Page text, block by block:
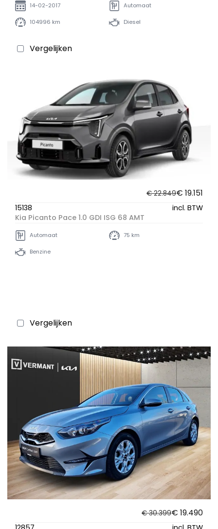
14-02-2017 Automaat
104996 km Diesel
Vergelijken
€ 22.849€ 19.151
15138
incl. BTW
Kia Picanto Pace 1.0 GDI ISG 68 AMT
Automaat 75 km
Benzine
Vergelijken
€ 30.399€ 19.490